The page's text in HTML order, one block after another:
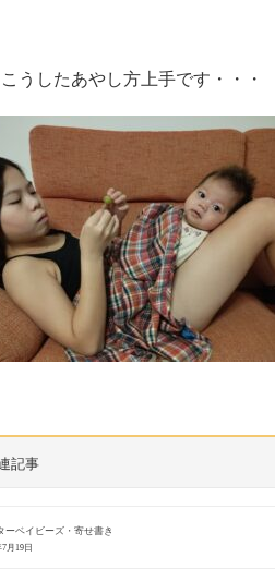
うしたあやし方上手です・・・
記事
ーベイビーズ・寄せ書き
月19日